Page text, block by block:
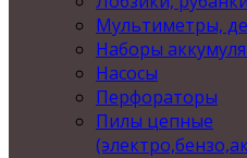
Мультиметры,
Наборы
Насосы
Перфораторы
Пилы цепные